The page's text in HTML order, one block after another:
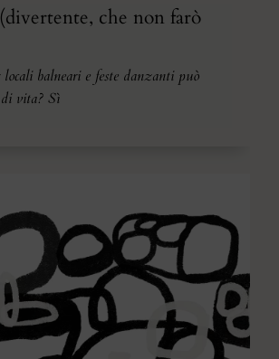
che non farò
balneari e feste danzanti può
di vita? Sì